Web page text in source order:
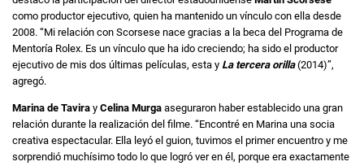
como productor ejecutivo, quien ha mantenido un vínculo con ella desde
2008. “Mi relación con Scorsese nace gracias a la beca del Programa de
Mentoría Rolex. Es un vínculo que ha ido creciendo; ha sido el productor
ejecutivo de mis dos últimas películas, esta y La tercera orilla(2014)”,
agregó.
Marina de Tavira y Celina Murga aseguraron haber establecido una gran
relación durante la realización del filme. “Encontré en Marina una socia
creativa espectacular. Ella leyó el guion, tuvimos el primer encuentro y me
sorprendió muchísimo todo lo que logró ver en él, porque era exactamente